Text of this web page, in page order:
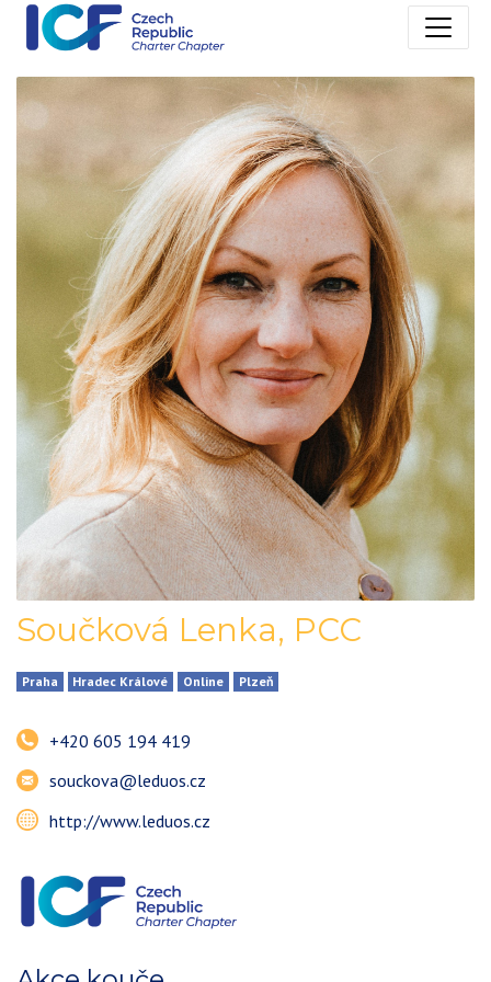
Součková Lenka, PCC
Praha Hradec Králové Online Plzeň
+420 605 194 419
souckova@leduos.cz
http://www.leduos.cz